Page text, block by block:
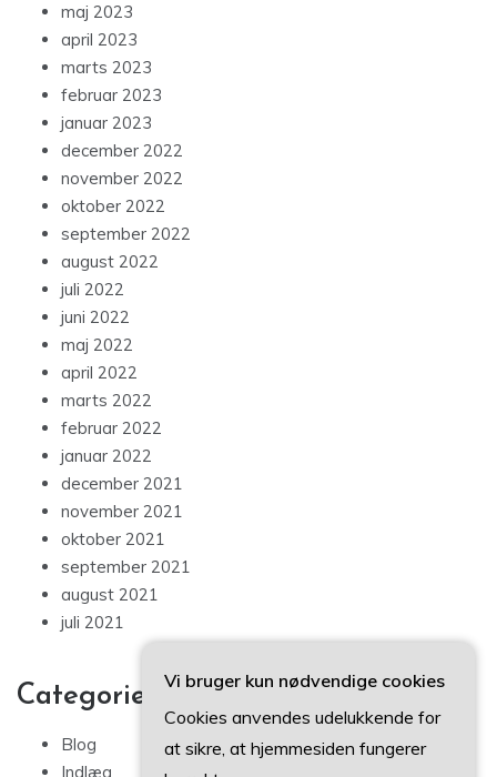
maj 2023
april 2023
marts 2023
februar 2023
januar 2023
december 2022
november 2022
oktober 2022
september 2022
august 2022
juli 2022
juni 2022
maj 2022
april 2022
marts 2022
februar 2022
januar 2022
december 2021
november 2021
oktober 2021
september 2021
august 2021
juli 2021
Categories
Blog
Indlæg
Vi bruger kun nødvendige cookies
Cookies anvendes udelukkende for
at sikre, at hjemmesiden fungerer